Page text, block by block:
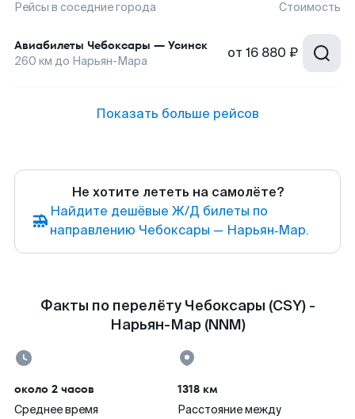
Рейсы в соседние города Стоимость
Авиабилеты Чебоксары — Усинск
260 км до Нарьян-Мара от 16 880 ₽
Показать больше рейсов
Не хотите лететь на самолёте?
Найдите дешёвые Ж/Д билеты по
направлению Чебоксары — Нарьян‑Мар.
Факты по перелёту Чебоксары (CSY) -
Нарьян-Мар (NNM)
около 2 часов
Среднее время
1318 км
Расстояние между